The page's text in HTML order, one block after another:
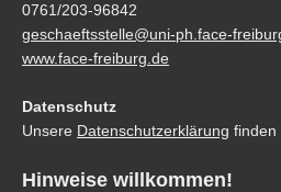
0761/203-96842
geschaeftsstelle@uni-ph.face-
www.face-freiburg.de
Datenschutz
Unsere Datenschutzerklärung finden
Hinweise willkommen!